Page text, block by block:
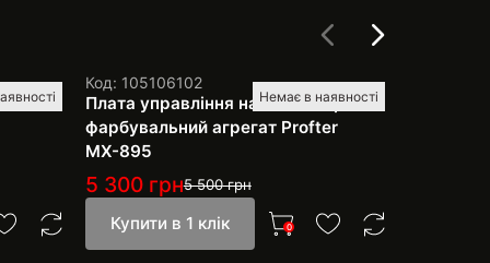
Немає в наявності
Код: 105106102
Плата управління на безповітряний
фарбувальний агрегат Profter
МХ-895
5 300грн5 500грн
Купити в 1 клік 0